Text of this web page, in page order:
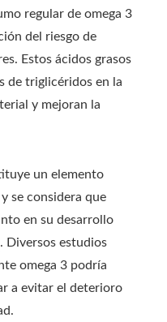
regular de omega 3
del riesgo de
Estos ácidos grasos
de triglicéridos en la
y mejoran la
un elemento
se considera que
en su desarrollo
. Diversos estudios
omega 3 podría
a evitar el deterioro